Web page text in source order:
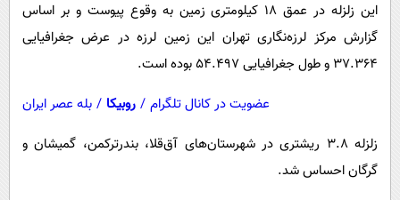
حیات وحش
این زلزله در عمق ۱۸ کیلومتری زمین به وقوع پیوست و بر اساس
گزارش مرکز لرزه‌نگاری تهران این زمین لرزه در عرض جغرافیایی
۳۷.۳۶۴ و طول جغرافیایی ۵۴.۴۹۷ بوده است.
عضویت در کانال تلگرام / روبیکا / بله عصر ایران
زلزله 3.8 ریشتری در شهرستان‌های آق‌قلا، بندرترکمن، گمیشان و
گرگان احساس شد.